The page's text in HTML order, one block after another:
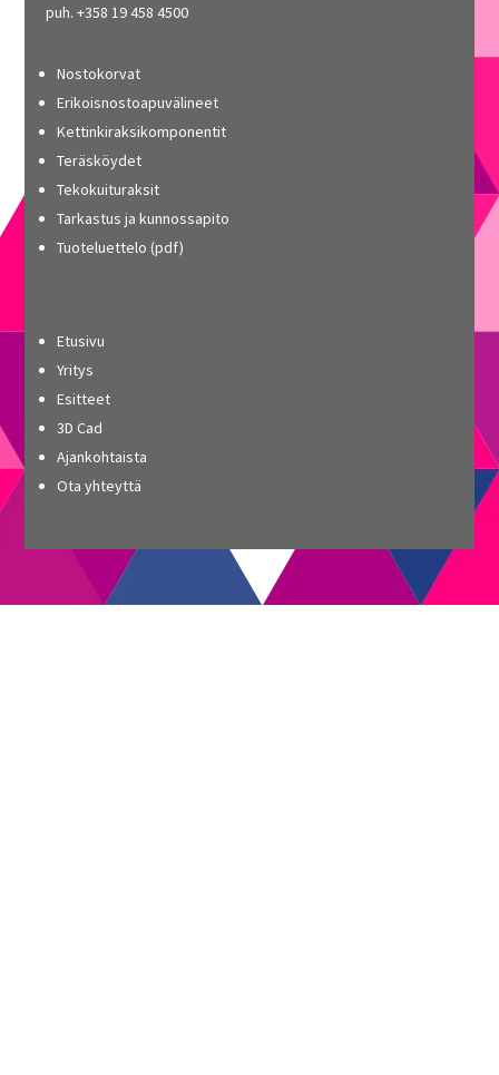
puh. +358 19 458 4500
Nostokorvat
Erikoisnostoapuvälineet
Kettinkiraksikomponentit
Teräsköydet
Tekokuituraksit
Tarkastus ja kunnossapito
Tuoteluettelo (pdf)
Etusivu
Yritys
Esitteet
3D Cad
Ajankohtaista
Ota yhteyttä